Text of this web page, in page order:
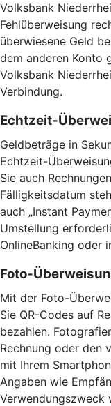
Volksbank
Fehlüberweisung
überwiesene Geld
dem anderen Konto
Volksbank
Verbindung.
Echtzeit-
Geldbeträge in
Echtzeit-
Sie auch
Fälligkeitsdatum
auch „Instant
Umstellung
OnlineBanking oder
Foto-
Mit der Foto-
Sie QR-Codes auf
bezahlen.
Rechnung oder den
mit Ihrem
Angaben wie
Verwendungszweck